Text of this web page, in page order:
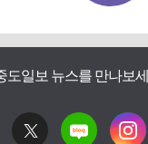
도일보 뉴스를 만나보